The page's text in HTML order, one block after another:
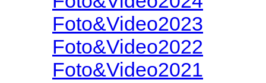
Foto&Video2023
Foto&Video2022
Foto&Video2021